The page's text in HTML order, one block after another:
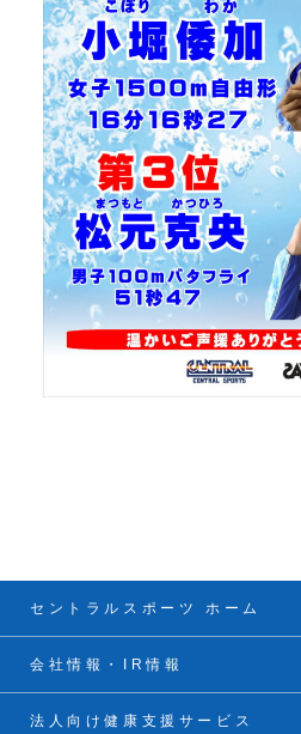
セントラルスポーツ ホーム
会社情報・IR情報
法人向け健康支援サービス